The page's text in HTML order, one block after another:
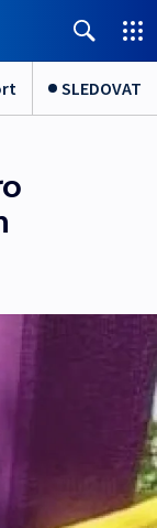
SLEDOVAT